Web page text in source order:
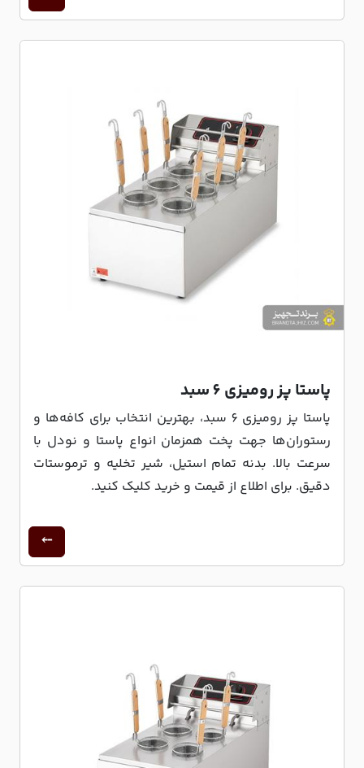
پاستا پز رومیزی 6 سبد
پاستا پز رومیزی 6 سبد، بهترین انتخاب برای کافه‌ها و
رستوران‌ها جهت پخت همزمان انواع پاستا و نودل با
سرعت بالا. بدنه تمام استیل، شیر تخلیه و ترموستات
دقیق. برای اطلاع از قیمت و خرید کلیک کنید.